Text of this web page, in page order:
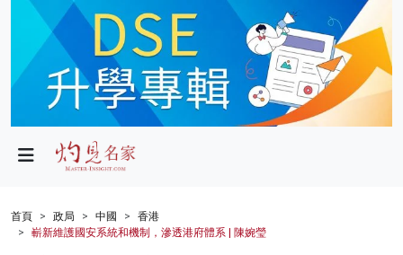
政局
財經
生活
首頁 政局 中國
香港
嶄新維護國安系統和機制，滲透港府體系 | 陳婉瑩